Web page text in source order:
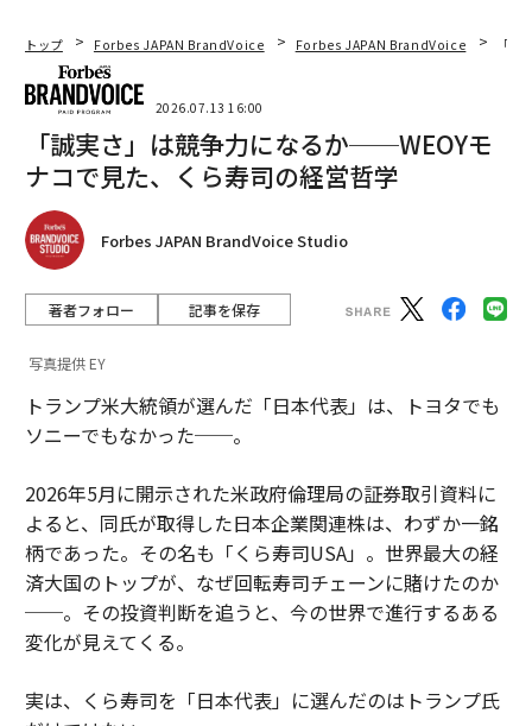
トップ Forbes JAPAN BrandVoice Forbes JAPAN BrandVoice 「
2026.07.13 16:00
「誠実さ」は競争力になるか──WEOYモ
ナコで見た、くら寿司の経営哲学
Forbes JAPAN BrandVoice Studio
著者フォロー 記事を保存
写真提供 EY
トランプ米大統領が選んだ「日本代表」は、トヨタでも
ソニーでもなかった──。
2026年5月に開示された米政府倫理局の証券取引資料に
よると、同氏が取得した日本企業関連株は、わずか一銘
柄であった。その名も「くら寿司USA」。世界最大の経
済大国のトップが、なぜ回転寿司チェーンに賭けたのか
──。その投資判断を追うと、今の世界で進行するある
変化が見えてくる。
実は、くら寿司を「日本代表」に選んだのはトランプ氏